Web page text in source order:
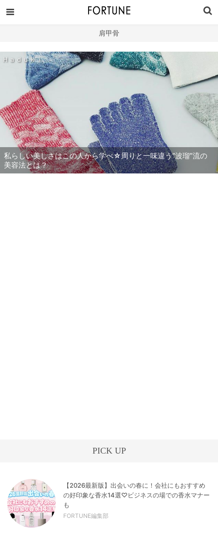
肩甲骨
Ｈａｄｕｋｉ
私らしい美しさはこの人から学べ☆周りと一味違う“波瑠”流の
美容法とは？
PICK UP
【2026最新版】出会いの春に！会社にもおすすめ
の好印象な香水14選♡ビジネスの場での香水マナー
も
FORTUNE編集部